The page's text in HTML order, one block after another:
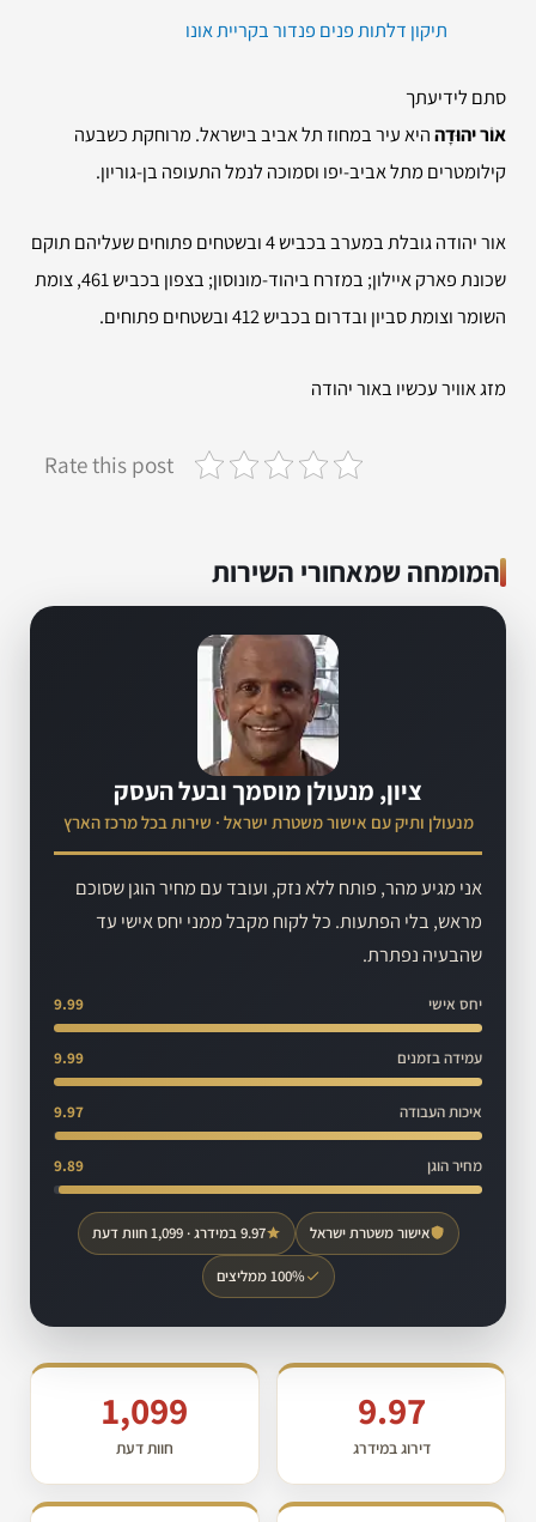
תיקון דלתות פנים פנדור בקריית אונו
סתם לידיעתך
אוֹר יהוּדָההיא עיר במחוז תל אביב בישראל. מרוחקת כשבעה
קילומטרים מתל אביב-יפו וסמוכה לנמל התעופה בן-גוריון.
אור יהודה גובלת במערב בכביש 4 ובשטחים פתוחים שעליהם תוקם
שכונת פארק איילון; במזרח ביהוד-מונוסון; בצפון בכביש 461, צומת
השומר וצומת סביון ובדרום בכביש 412 ובשטחים פתוחים.
מזג אוויר עכשיו באור יהודה
Rate this post
המומחה שמאחורי השירות
ציון, מנעולן מוסמך ובעל העסק
מנעולן ותיק עם אישור משטרת ישראל · שירות בכל מרכז הארץ
אני מגיע מהר, פותח ללא נזק, ועובד עם מחיר הוגן שסוכם
מראש, בלי הפתעות. כל לקוח מקבל ממני יחס אישי עד
שהבעיה נפתרת.
יחס אישי 9.99
עמידה בזמנים 9.99
איכות העבודה 9.97
מחיר הוגן 9.89
אישור משטרת ישראל 9.97 במידרג · 1,099 חוות דעת
100% ממליצים
9.97
דירוג במידרג
1,099
חוות דעת